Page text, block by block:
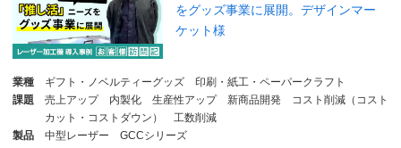
をグッズ事業に展開。デザインマー
ケット様
業種 ギフト・ノベルティーグッズ
印刷・紙工・ペーパークラフト
課題
売上アップ 内製化 生産性アップ 新商品開発
コスト削減（コスト
カット・コストダウン）
工数削減
製品
中型レーザー GCCシリーズ